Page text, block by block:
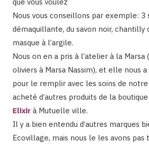
que vous voulez
Nous vous conseillons par exemple: 3
démaquillante, du savon noir, chantilly
masque à l’argile.
Nous on en a pris à l’atelier à la Marsa
oliviers à Marsa Nassim), et elle nous
pour le remplir avec les soins de notre
acheté d’autres produits de la
Elixir à Mutuelle ville.
Il y a bien entendu d’autres marques
Ecovillage, mais nous le les avons pas